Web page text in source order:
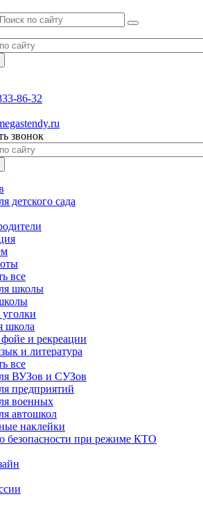
86-32
звонок
детского сада
все
школы
школа
и рекреации
и литература
все
ВУЗов и СУЗов
предприятий
военных
автошкол
наклейки
безопасности при режиме КТО